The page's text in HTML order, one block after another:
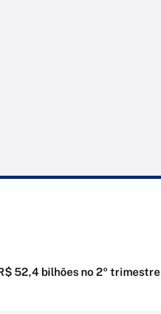
52,4 bilhões no 2º trimestre